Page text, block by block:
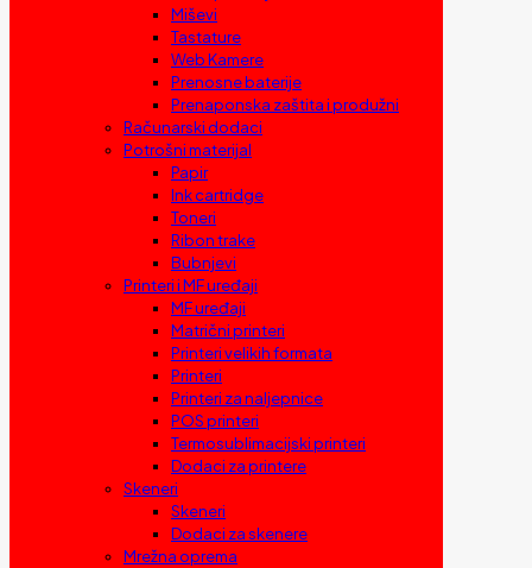
Miševi
Tastature
Web Kamere
Prenosne baterije
Prenaponska zaštita i produžni
Računarski dodaci
Potrošni materijal
Papir
Ink cartridge
Toneri
Ribon trake
Bubnjevi
Printeri i MF uređaji
MF uređaji
Matrični printeri
Printeri velikih formata
Printeri
Printeri za naljepnice
POS printeri
Termosublimacijski printeri
Dodaci za printere
Skeneri
Skeneri
Dodaci za skenere
Mrežna oprema